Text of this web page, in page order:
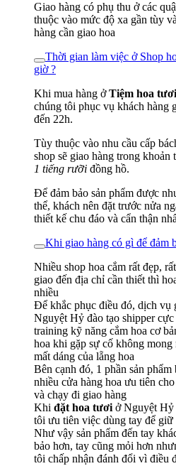
Giao hàng có phụ thu ở các
thuộc vào mức độ xa gần tùy
hàng cần giao hoa
Thời gian làm việc ở Shop
giờ ?
Khi mua hàng ởTiệm hoa tươi
chúng tôi phục vụ khách hàng
đến 22h.
Tùy thuộc vào nhu cầu cấp
shop sẽ giao hàng trong khoản
1 tiếng rưỡi đồng hồ.
Để đảm bảo sản phẩm được
thể, khách nên đặt trước nửa
thiết kế chu đáo và cẩn thận
Khi giao hàng có gì để đảm
Nhiều shop hoa cắm rất đẹp,
giao đến địa chỉ cần thiết thì
nhiều
Để khắc phục điều đó, dịch vụ
Nguyệt Hỷ đào tạo shipper
training kỹ năng cắm hoa cơ
hoa khi gặp sự cố không
mất dáng của lẵng hoa
Bên cạnh đó, 1 phần sản
nhiều cửa hàng hoa ưu tiên
và chạy đi giao hàng
Khi đặt hoa tươi ở Nguyệt Hỷ
tôi ưu tiên việc dùng tay để giữ
Như vậy sản phẩm đến tay
bảo hơn, tay cũng mỏi hơn
tôi chấp nhận đánh đổi vì điều